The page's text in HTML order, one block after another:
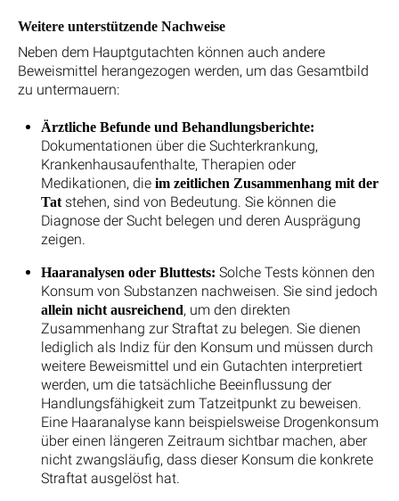
Weitere unterstützende Nachweise
Neben dem Hauptgutachten können auch andere
Beweismittel herangezogen werden, um das Gesamtbild
zu untermauern:
Ärztliche Befunde und Behandlungsberichte:
Dokumentationen über die Suchterkrankung,
Krankenhausaufenthalte, Therapien oder
Medikationen, die im zeitlichen Zusammenhang mit der
Tatstehen, sind von Bedeutung. Sie können die
Diagnose der Sucht belegen und deren Ausprägung
zeigen.
Haaranalysen oder Bluttests: Solche Tests können den
Konsum von Substanzen nachweisen. Sie sind jedoch
allein nicht ausreichend, um den direkten
Zusammenhang zur Straftat zu belegen. Sie dienen
lediglich als Indiz für den Konsum und müssen durch
weitere Beweismittel und ein Gutachten interpretiert
werden, um die tatsächliche Beeinflussung der
Handlungsfähigkeit zum Tatzeitpunkt zu beweisen.
Eine Haaranalyse kann beispielsweise Drogenkonsum
über einen längeren Zeitraum sichtbar machen, aber
nicht zwangsläufig, dass dieser Konsum die konkrete
Straftat ausgelöst hat.